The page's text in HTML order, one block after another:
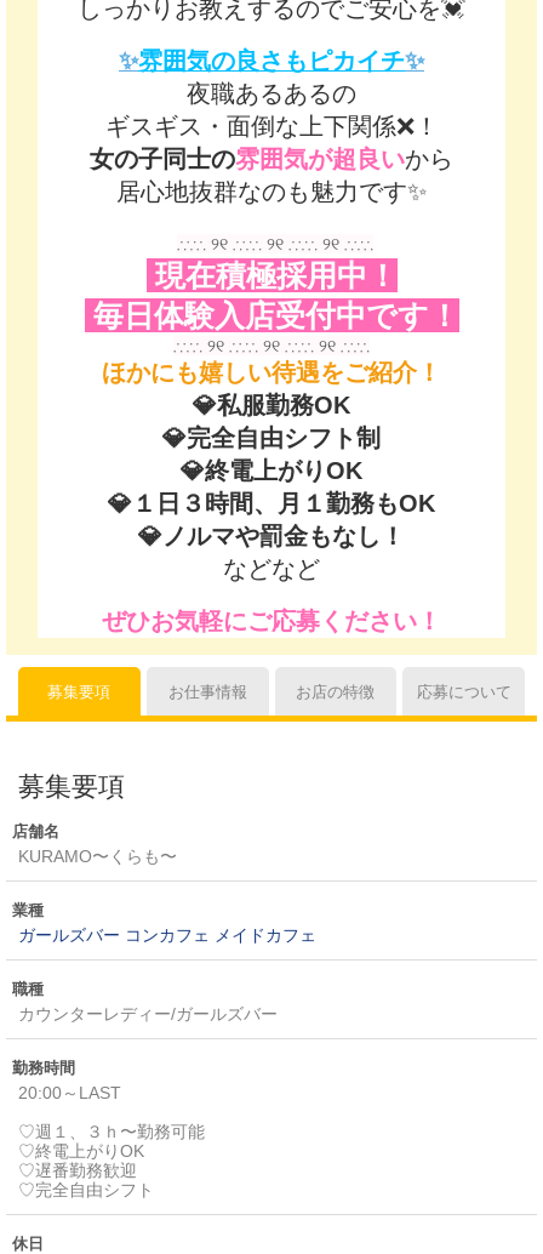
しっかりお教えするのでご安心を💓
✨️雰囲気の良さもピカイチ✨️
夜職あるあるの
ギスギス・面倒な上下関係❌️！
女の子同士の雰囲気が超良いから
居心地抜群なのも魅力です✨️
∴∵∴ ୨୧ ∴∵∴ ୨୧ ∴∵∴ ୨୧ ∴∵∴
現在積極採用中！
毎日体験入店受付中です！
∴∵∴ ୨୧ ∴∵∴ ୨୧ ∴∵∴ ୨୧ ∴∵∴
ほかにも嬉しい待遇をご紹介！
💎私服勤務OK
💎完全自由シフト制
💎終電上がりOK
💎１日３時間、月１勤務もOK
💎ノルマや罰金もなし！
などなど
ぜひお気軽にご応募ください！
募集要項 お仕事情報 お店の特徴 応募について
募集要項
店舗名
KURAMO〜くらも〜
業種
ガールズバー コンカフェ メイドカフェ
職種
カウンターレディー/ガールズバー
勤務時間
20:00～LAST
♡週１、３ｈ〜勤務可能
♡終電上がりOK
♡遅番勤務歓迎
♡完全自由シフト
休日